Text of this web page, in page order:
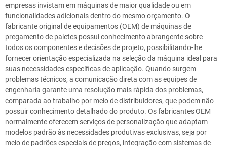
empresas invistam em máquinas de maior qualidade ou em
funcionalidades adicionais dentro do mesmo orçamento. O
fabricante original de equipamentos (OEM) de máquinas de
pregamento de paletes possui conhecimento abrangente sobre
todos os componentes e decisões de projeto, possibilitando-lhe
fornecer orientação especializada na seleção da máquina ideal para
suas necessidades específicas de aplicação. Quando surgem
problemas técnicos, a comunicação direta com as equipes de
engenharia garante uma resolução mais rápida dos problemas,
comparada ao trabalho por meio de distribuidores, que podem não
possuir conhecimento detalhado do produto. Os fabricantes OEM
normalmente oferecem serviços de personalização que adaptam
modelos padrão às necessidades produtivas exclusivas, seja por
meio de padrões especiais de pregos, integração com sistemas de